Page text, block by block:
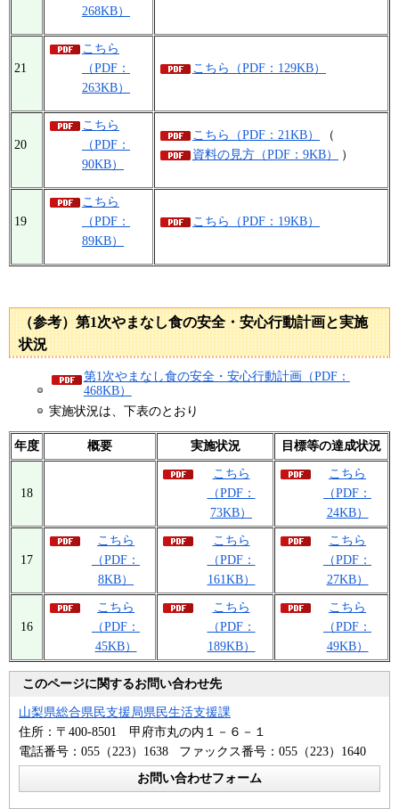
268KB）
21
こちら
（PDF：
263KB）
こちら（PDF：129KB）
20
こちら
（PDF：
90KB）
こちら（PDF：21KB）
（
資料の見方（PDF：9KB）
）
19
こちら
（PDF：
89KB）
こちら（PDF：19KB）
（参考）第1次やまなし食の安全・安心行動計画と実施
状況
第1次やまなし食の安全・安心行動計画（PDF：
468KB）
実施状況は、下表のとおり
年度 概要 実施状況 目標等の達成状況
18
こちら
（PDF：
73KB）
こちら
（PDF：
24KB）
17
こちら
（PDF：
8KB）
こちら
（PDF：
161KB）
こちら
（PDF：
27KB）
16
こちら
（PDF：
45KB）
こちら
（PDF：
189KB）
こちら
（PDF：
49KB）
このページに関するお問い合わせ先
山梨県総合県民支援局県民生活支援課
住所：〒400-8501 甲府市丸の内１－６－１
電話番号：055（223）1638 ファックス番号：055（223）1640
お問い合わせフォーム